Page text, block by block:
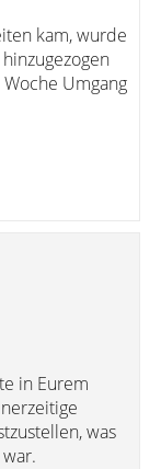
kam, wurde
Umgang
in Eurem
was